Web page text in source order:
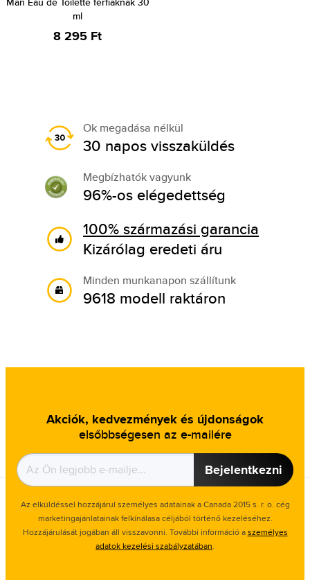
ml
8 295 Ft
Ok megadása nélkül
30 napos visszaküldés
Megbízhatók vagyunk
96%-os elégedettség
100% származási garancia
Kizárólag eredeti áru
Minden munkanapon szállítunk
9618 modell raktáron
Akciók, kedvezmények és újdonságok
elsőbbségesen az e-mailére
Bejelentkezni
Az elküldéssel hozzájárul személyes adatainak a Canada 2015 s. r. o. cég
marketingajánlatainak felkínálasa céljából történő kezeléséhez.
Hozzájárulását jogában áll visszavonni. További információ aszemélyes
adatok kezelési szabályzatában.